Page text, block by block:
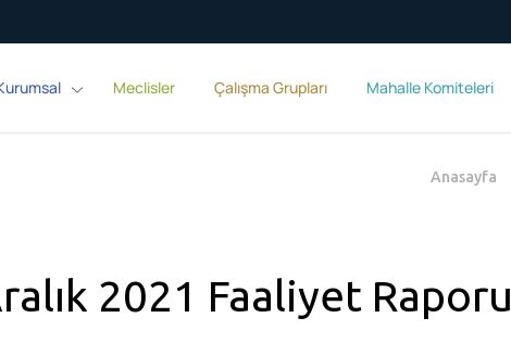
Meclisler Çalışma Grupları Mahalle Komiteleri
Anasayfa
2021 Faaliyet Raporu